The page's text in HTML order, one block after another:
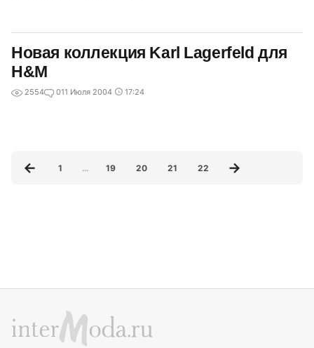
Новая коллекция Karl Lagerfeld для
H&M
2554 011 Июля 2004 17:24
1 … 19 20 21 22